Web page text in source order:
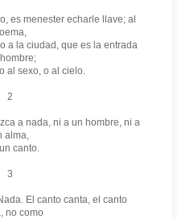
es menester echarle llave; al
a la ciudad, que es la entrada
al sexo, o al cielo.
2
a nada, ni a un hombre, ni a
alma,
canto.
3
El canto canta, el canto
no como